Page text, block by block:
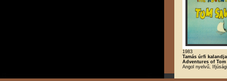
1983
Tamás úrfi
Adventures of Tom
Angol nyelvű,